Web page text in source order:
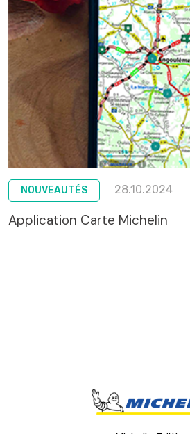
NOUVEAUTÉS 28.10.2024
Application Carte Michelin